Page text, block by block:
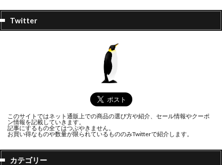
Twitter
このサイトではネット通販上での商品の選び方や紹介、セール情報やクーポ
ン情報を記載していきます。
記事にするもの全てはつぶやきません。
お買い得なものや数量が限られているもののみTwitterで紹介します。
カテゴリー